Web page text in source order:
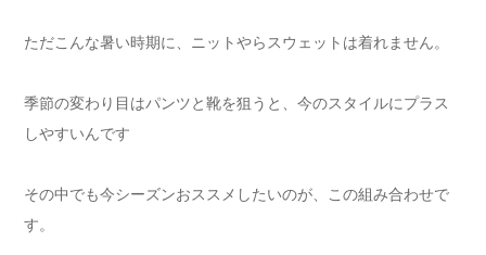
ただこんな暑い時期に、ニットやらスウェットは着れません。
季節の変わり目はパンツと靴を狙うと、今のスタイルにプラス
しやすいんです
その中でも今シーズンおススメしたいのが、この組み合わせで
す。